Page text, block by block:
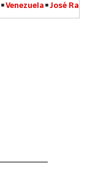
Venezuela José